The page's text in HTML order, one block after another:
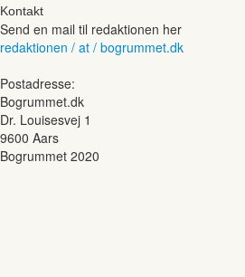
Kontakt
Send en mail til redaktionen her
redaktionen / at / bogrummet.dk
Postadresse:
Bogrummet.dk
Dr. Louisesvej 1
9600 Aars
Bogrummet 2020